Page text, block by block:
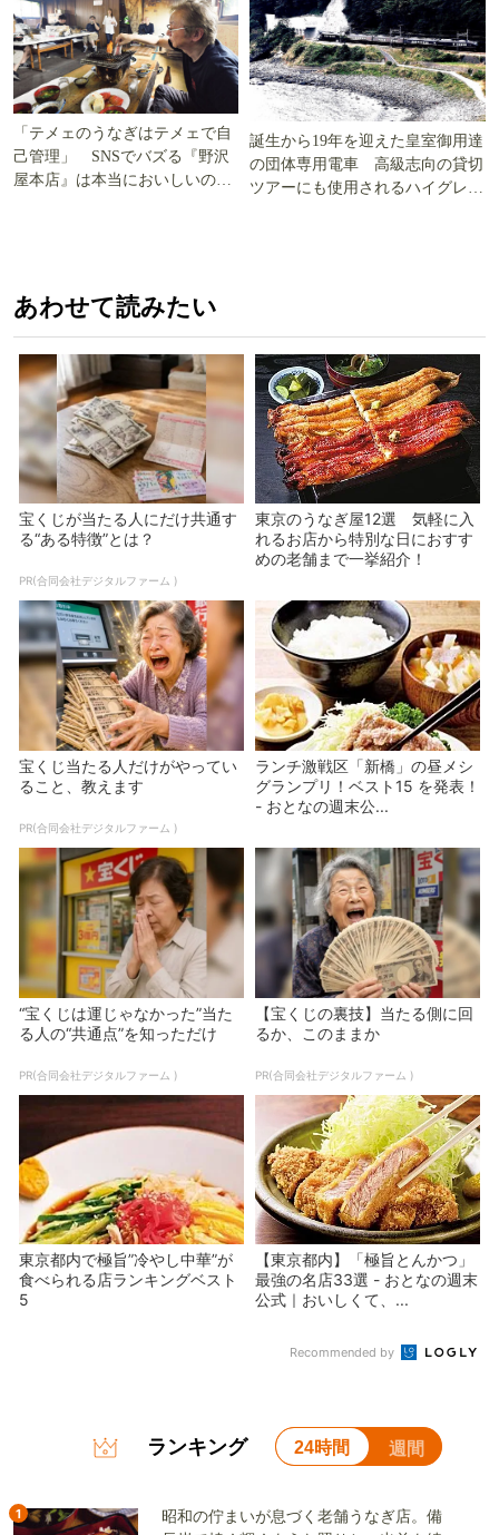
「テメェのうなぎはテメェで自
己管理」 SNSでバズる『野沢
屋本店』は本当においしいの
誕生から19年を迎えた皇室御用達
の団体専用電車 高級志向の貸切
ツアーにも使用されるハイグレー
あわせて読みたい
宝くじが当たる人にだけ共通す
る“ある特徴”とは？
PR(合同会社デジタルファーム )
東京のうなぎ屋12選 気軽に入
れるお店から特別な日におすす
めの老舗まで一挙紹介！
宝くじ当たる人だけがやってい
ること、教えます
PR(合同会社デジタルファーム )
ランチ激戦区「新橋」の昼メシ
グランプリ！ベスト15 を発表！
- おとなの週末公...
“宝くじは運じゃなかった”当た
る人の“共通点”を知っただけ
PR(合同会社デジタルファーム )
【宝くじの裏技】当たる側に回
るか、このままか
PR(合同会社デジタルファーム )
東京都内で極旨”冷やし中華”が
食べられる店ランキングベスト
5
【東京都内】「極旨とんかつ」
最強の名店33選 - おとなの週末
公式｜おいしくて、...
Recommended by
ランキング 24時間 週間
1
昭和の佇まいが息づく老舗うなぎ店。備